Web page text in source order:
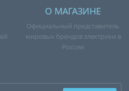
О МАГАЗИНЕ
Официальный представитель
мировых брендов электрики в
России